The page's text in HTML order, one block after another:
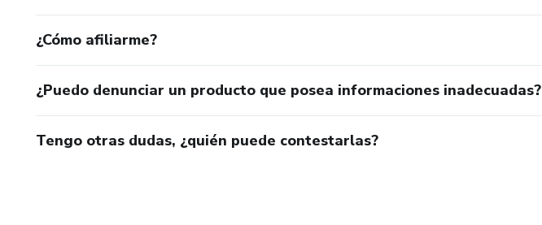
¿Cómo afiliarme?
¿Puedo denunciar un producto que posea informaciones inadecuadas?
Tengo otras dudas, ¿quién puede contestarlas?